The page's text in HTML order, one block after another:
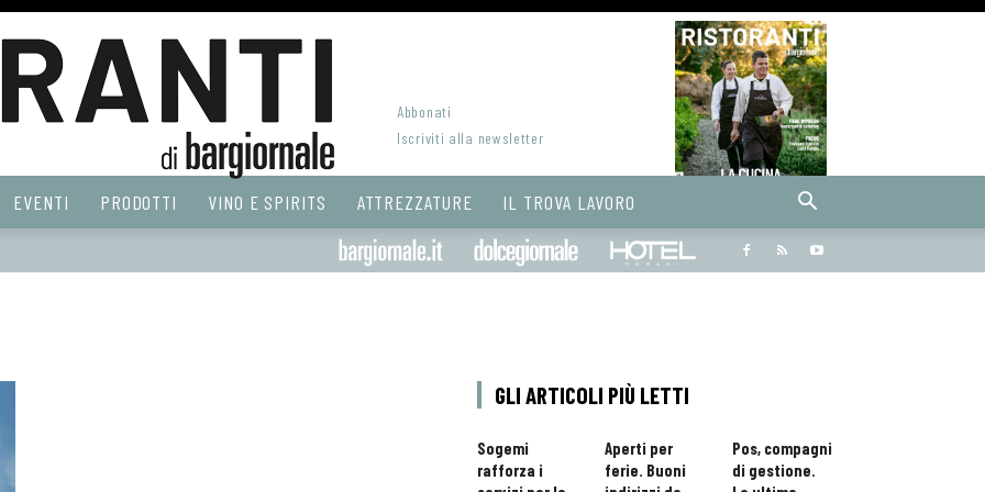
Abbonati
Iscriviti alla newsletter
EVENTI PRODOTTI VINO E SPIRITS ATTREZZATURE IL TROVA LAVORO
Bargiornale dolcegiornale
GLI ARTICOLI PIÙ LETTI
Sogemi
rafforza i
Aperti per
ferie. Buoni
Pos, compagni
di gestione.